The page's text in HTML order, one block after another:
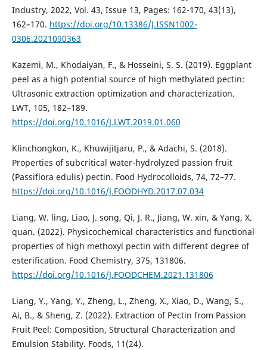
Industry, 2022, Vol. 43, Issue 13, Pages: 162-170, 43(13),
162–170. https://doi.org/10.13386/J.ISSN1002-
0306.2021090363
Kazemi, M., Khodaiyan, F., & Hosseini, S. S. (2019). Eggplant
peel as a high potential source of high methylated pectin:
Ultrasonic extraction optimization and characterization.
LWT, 105, 182–189.
https://doi.org/10.1016/J.LWT.2019.01.060
Klinchongkon, K., Khuwijitjaru, P., & Adachi, S. (2018).
Properties of subcritical water-hydrolyzed passion fruit
(Passiflora edulis) pectin. Food Hydrocolloids, 74, 72–77.
https://doi.org/10.1016/J.FOODHYD.2017.07.034
Liang, W. ling, Liao, J. song, Qi, J. R., Jiang, W. xin, & Yang, X.
quan. (2022). Physicochemical characteristics and functional
properties of high methoxyl pectin with different degree of
esterification. Food Chemistry, 375, 131806.
https://doi.org/10.1016/J.FOODCHEM.2021.131806
Liang, Y., Yang, Y., Zheng, L., Zheng, X., Xiao, D., Wang, S.,
Ai, B., & Sheng, Z. (2022). Extraction of Pectin from Passion
Fruit Peel: Composition, Structural Characterization and
Emulsion Stability. Foods, 11(24).